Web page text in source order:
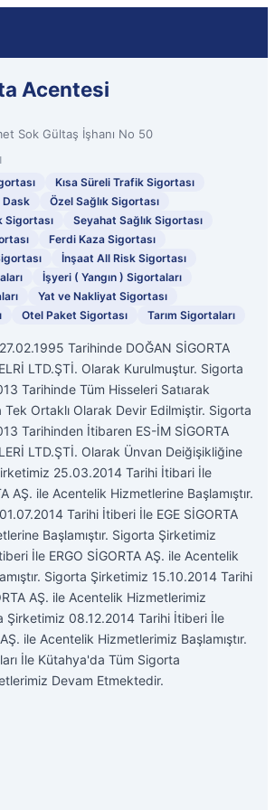
Acentesi
Sok Gültaş İşhanı No 50
Kısa Süreli Trafik Sigortası
Dask
Özel Sağlık Sigortası
Sigortası
Seyahat Sağlık Sigortası
Ferdi Kaza Sigortası
İnşaat All Risk Sigortası
İşyeri ( Yangın ) Sigortaları
Yat ve Nakliyat Sigortası
Otel Paket Sigortası Tarım Sigortaları
Tarihinde DOĞAN SİGORTA
LTD.ŞTİ. Olarak Kurulmuştur. Sigorta
Tarihinde Tüm Hisseleri Satıarak
Tek Ortaklı Olarak Devir Edilmiştir. Sigorta
Tarihinden İtibaren ES-İM SİGORTA
LTD.ŞTİ. Olarak Ünvan Deiğişikliğine
25.03.2014 Tarihi İtibari İle
AŞ. ile Acentelik Hizmetlerine Başlamıştır.
Tarihi İtiberi İle EGE SİGORTA
Başlamıştır. Sigorta Şirketimiz
İle ERGO SİGORTA AŞ. ile Acentelik
Sigorta Şirketimiz 15.10.2014 Tarihi
AŞ. ile Acentelik Hizmetlerimiz
Şirketimiz 08.12.2014 Tarihi İtiberi İle
ile Acentelik Hizmetlerimiz Başlamıştır.
İle Kütahya'da Tüm Sigorta
Devam Etmektedir.